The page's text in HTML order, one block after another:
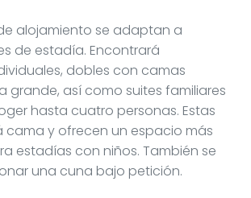
alojamiento se adaptan a
de estadía. Encontrará
dobles con camas
grande, así como suites familiares
hasta cuatro personas. Estas
cama y ofrecen un espacio más
estadías con niños. También se
una cuna bajo petición.